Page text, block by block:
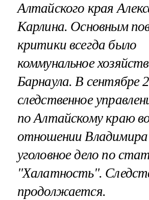
Алтайского края
Карлина. Основным
критики всегда было
коммунальное
Барнаула. В сентябре
следственное
по Алтайскому краю
отношении Владимира
уголовное дело по
"Халатность".
продолжается.